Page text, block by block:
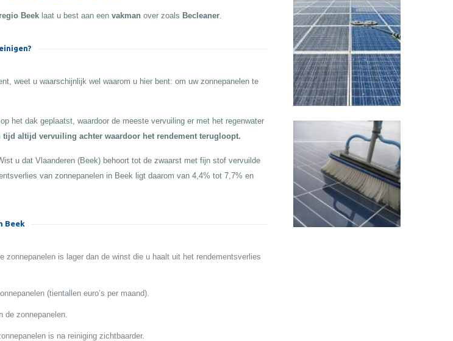
Beek laat u best aan een vakman over zoals Becleaner.
weet u waarschijnlijk wel waarom u hier bent: om uw zonnepanelen te
het dak geplaatst, waardoor de meeste vervuiling er met het regenwater
altijd vervuiling achter waardoor het rendement terugloopt.
u dat Vlaanderen (Beek) behoort tot de zwaarst met fijn stof vervuilde
van zonnepanelen in Beek ligt daarom van 4,4% tot 7,7% en
Beek
zonnepanelen is lager dan de winst die u haalt uit het rendementsverlies
(tientallen euro’s per maand).
de zonnepanelen.
is na reiniging zichtbaarder.